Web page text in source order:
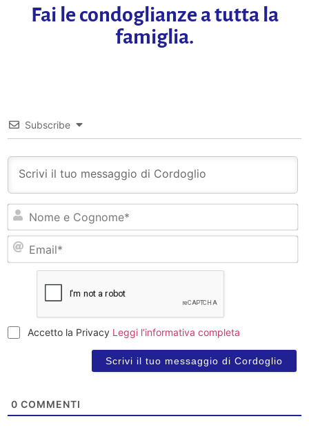
Fai le condoglianze a tutta la
famiglia.
Subscribe
Accetto la Privacy Leggi l’informativa completa
0 COMMENTI